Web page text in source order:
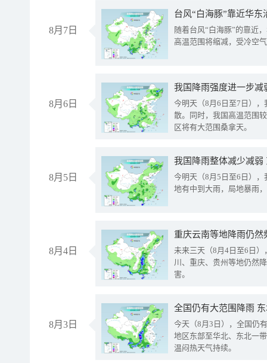
8月7日
台风“白海豚”靠近华
随着台风“白海豚”的靠近
高温范围将缩减，受冷空
8月6日
今明天（8月6日至7日）
散。同时，我国高温范围
区将有大范围桑拿天。
8月5日
我国降雨整体减少减弱
今明天（8月5日至6日）
地有中到大雨，局地暴雨
8月4日
重庆云南等地降雨仍然
未来三天（8月4日至6日
川、重庆、贵州等地仍然
害。
8月3日
全国仍有大范围降雨
今天（8月3日），全国仍
地区东部至华北、东北一
温闷热天气持续。